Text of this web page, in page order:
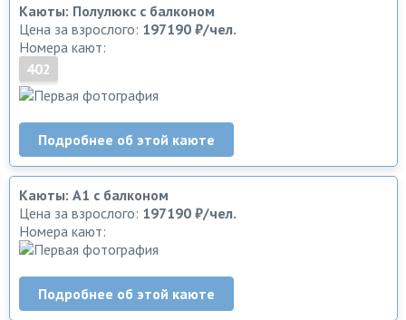
Каюты: Полулюкс с балконом
Цена за взрослого: 197190 ₽/чел.
Номера кают:
402
Подробнее об этой каюте
Каюты: А1 с балконом
Цена за взрослого: 197190 ₽/чел.
Номера кают:
Подробнее об этой каюте